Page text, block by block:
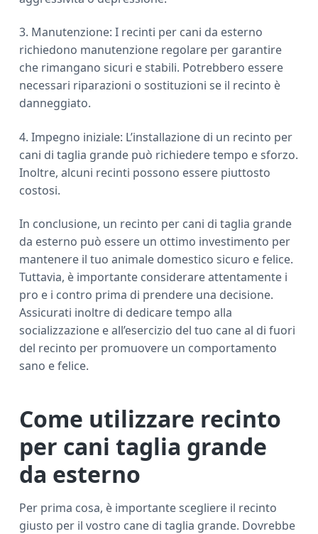
3. Manutenzione: I recinti per cani da esterno
richiedono manutenzione regolare per garantire
che rimangano sicuri e stabili. Potrebbero essere
necessari riparazioni o sostituzioni se il recinto è
danneggiato.
4. Impegno iniziale: L’installazione di un recinto per
cani di taglia grande può richiedere tempo e sforzo.
Inoltre, alcuni recinti possono essere piuttosto
costosi.
In conclusione, un recinto per cani di taglia grande
da esterno può essere un ottimo investimento per
mantenere il tuo animale domestico sicuro e felice.
Tuttavia, è importante considerare attentamente i
pro e i contro prima di prendere una decisione.
Assicurati inoltre di dedicare tempo alla
socializzazione e all’esercizio del tuo cane al di fuori
del recinto per promuovere un comportamento
sano e felice.
Come utilizzare recinto
per cani taglia grande
da esterno
Per prima cosa, è importante scegliere il recinto
giusto per il vostro cane di taglia grande. Dovrebbe